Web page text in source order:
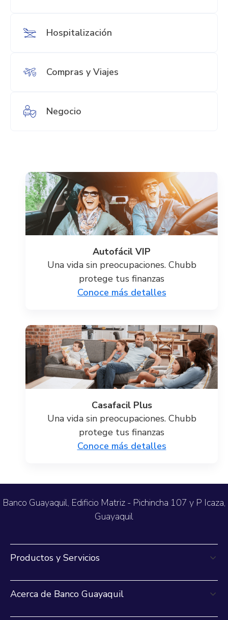
Hospitalización
Compras y Viajes
Negocio
Autofácil VIP
Una vida sin preocupaciones. Chubb
protege tus finanzas
Conoce más detalles
Casafacil Plus
Una vida sin preocupaciones. Chubb
protege tus finanzas
Conoce más detalles
Banco Guayaquil, Edificio Matriz - Pichincha 107 y P Icaza,
Guayaquil
Productos y Servicios
Acerca de Banco Guayaquil